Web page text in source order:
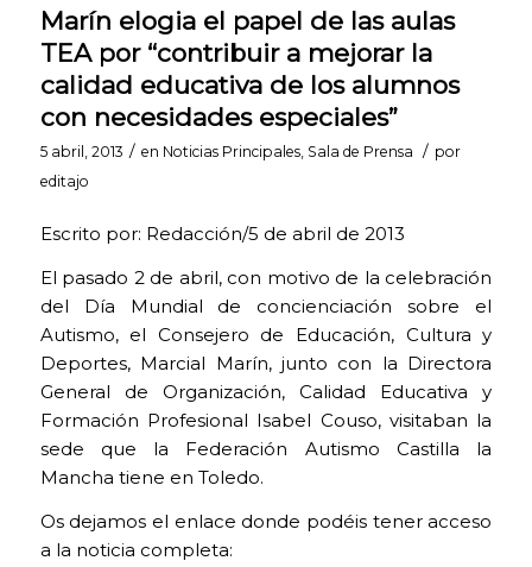
Marín elogia el papel de las aulas
TEA por “contribuir a mejorar la
calidad educativa de los alumnos
con necesidades especiales”
5 abril, 2013 / en Noticias Principales, Sala de Prensa / por
editajo
Escrito por: Redacción/5 de abril de 2013
El pasado 2 de abril, con motivo de la celebración
del Día Mundial de concienciación sobre el
Autismo, el Consejero de Educación, Cultura y
Deportes, Marcial Marín, junto con la Directora
General de Organización, Calidad Educativa y
Formación Profesional Isabel Couso, visitaban la
sede que la Federación Autismo Castilla la
Mancha tiene en Toledo.
Os dejamos el enlace donde podéis tener acceso
a la noticia completa:
nuestra
página web
pueda
funcionar.
Activadas por
Las cookies
técnicas son
necesarias para
que nuestra
página web
puedas
navegar por la
misma. Este
tipo de cookies
por ejemplo,
nos permiten
identificarte,
determinadas
partes